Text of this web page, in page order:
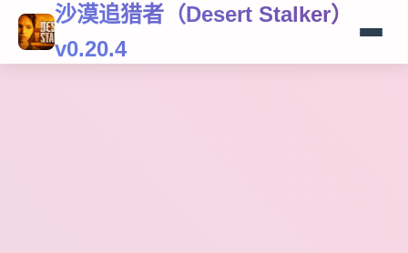
沙漠追猎者（Desert Stalker）
v0.20.4